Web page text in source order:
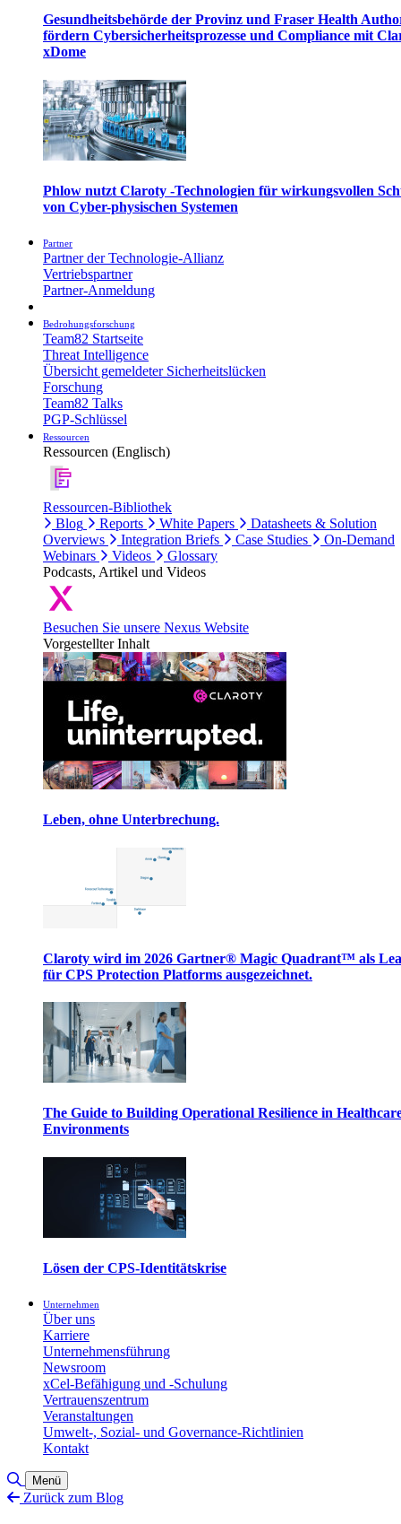
Gesundheitsbehörde der Provinz und Fraser Health
fördern Cybersicherheitsprozesse und Compliance mit
xDome
Phlow nutzt Claroty -Technologien für wirkungsvollen
von Cyber-physischen Systemen
Partner
Partner der Technologie-Allianz
Vertriebspartner
Partner-Anmeldung
Bedrohungsforschung
Team82 Startseite
Threat Intelligence
Übersicht gemeldeter Sicherheitslücken
Forschung
Team82 Talks
PGP-Schlüssel
Ressourcen
Ressourcen (Englisch)
Ressourcen-Bibliothek
Blog
Reports White Papers
Datasheets & Solution
Overviews
Integration Briefs Case Studies
On-Demand
Webinars
Videos
Glossary
Podcasts, Artikel und Videos
Besuchen Sie unsere Nexus Website
Vorgestellter Inhalt
Leben, ohne Unterbrechung.
Claroty wird im 2026 Gartner® Magic Quadrant™ als
für CPS Protection Platforms ausgezeichnet.
The Guide to Building Operational Resilience in
Environments
Lösen der CPS-Identitätskrise
Unternehmen
Über uns
Karriere
Unternehmensführung
Newsroom
xCel-Befähigung und -Schulung
Vertrauenszentrum
Veranstaltungen
Umwelt-, Sozial- und Governance-Richtlinien
Kontakt
Toggle Search
Menü
Zurück zum Blog